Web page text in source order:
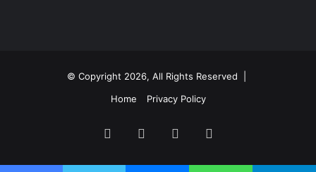
© Copyright 2026, All Rights Reserved |
Home
Privacy Policy
FacebookTwitter YouTube